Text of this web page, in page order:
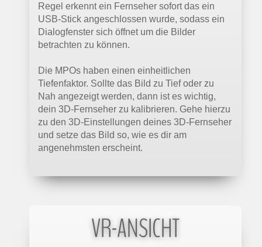
Regel erkennt ein Fernseher sofort das ein
USB-Stick angeschlossen wurde, sodass ein
Dialogfenster sich öffnet um die Bilder
betrachten zu können.
Die MPOs haben einen einheitlichen
Tiefenfaktor. Sollte das Bild zu Tief oder zu
Nah angezeigt werden, dann ist es wichtig,
dein 3D-Fernseher zu kalibrieren. Gehe hierzu
zu den 3D-Einstellungen deines 3D-Fernseher
und setze das Bild so, wie es dir am
angenehmsten erscheint.
VR-ANSICHT